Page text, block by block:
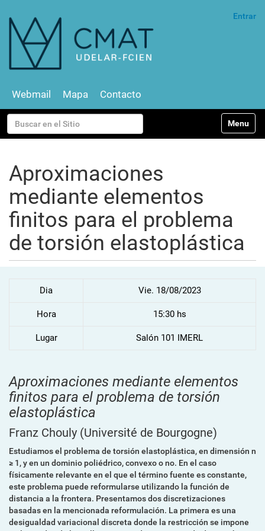
Buscar
Búsqueda Avanzada…
Entrar
Webmail Mapa Contacto
v
Toggle
Aproximaciones
mediante elementos
finitos para el problema
de torsión elastoplástica
Dia Vie. 18/08/2023
Hora 15:30 hs
Lugar Salón 101 IMERL
Aproximaciones mediante elementos
finitos para el problema de torsión
elastoplástica
Franz Chouly (Université de Bourgogne)
Estudiamos el problema de torsión elastoplástica, en dimensión n
≥ 1, y en un dominio poliédrico, convexo o no. En el caso
físicamente relevante en el que el término fuente es constante,
este problema puede reformularse utilizando la función de
distancia a la frontera. Presentamos dos discretizaciones
basadas en la mencionada reformulación. La primera es una
desigualdad variacional discreta donde la restricción se impone